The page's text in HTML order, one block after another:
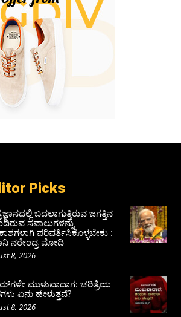
Picks
ಬದಲಾಗುತ್ತಿರುವ ಜಗತ್ತಿನ
ಸವಾಲುಗಳನ್ನು
ಪರಿವರ್ತಿಸಿಕೊಳ್ಳಬೇಕು :
ನರೇಂದ್ರ ಮೋದಿ
8, 2026
ಮುಳುವಾದಾಗ: ಚರಿತ್ರೆಯ
ಏನು ಹೇಳುತ್ತವೆ?
8, 2026